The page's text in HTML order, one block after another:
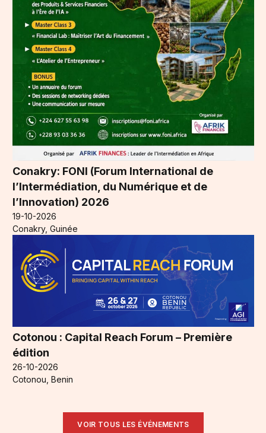
Conakry: FONI (Forum International de
l’Intermédiation, du Numérique et de
l’Innovation) 2026
19-10-2026
Conakry, Guinée
Cotonou : Capital Reach Forum – Première
édition
26-10-2026
Cotonou, Benin
VOIR TOUS LES ÉVÉNEMENTS